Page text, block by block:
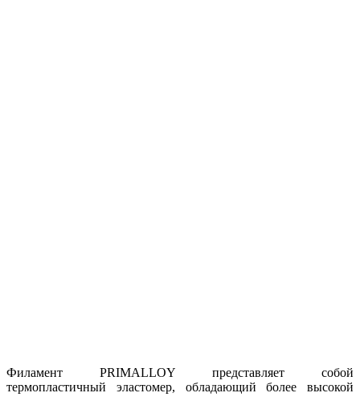
Филамент PRIMALLOY представляет собой
термопластичный эластомер, обладающий более высокой